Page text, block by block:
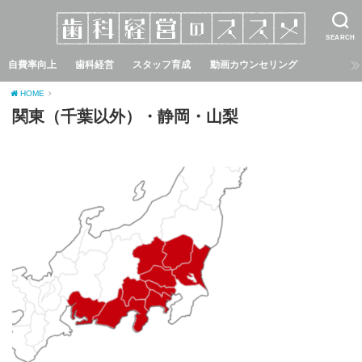
SEARCH
自費率向上 歯科経営 スタッフ育成 動画カウンセリング
HOME
関東（千葉以外）・静岡・山梨